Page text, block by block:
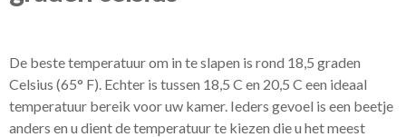
De beste temperatuur om in te slapen is rond 18,5 graden
Celsius (65° F). Echter is tussen 18,5 C en 20,5 C een ideaal
temperatuur bereik voor uw kamer. Ieders gevoel is een beetje
anders en u dient de temperatuur te kiezen die u het meest